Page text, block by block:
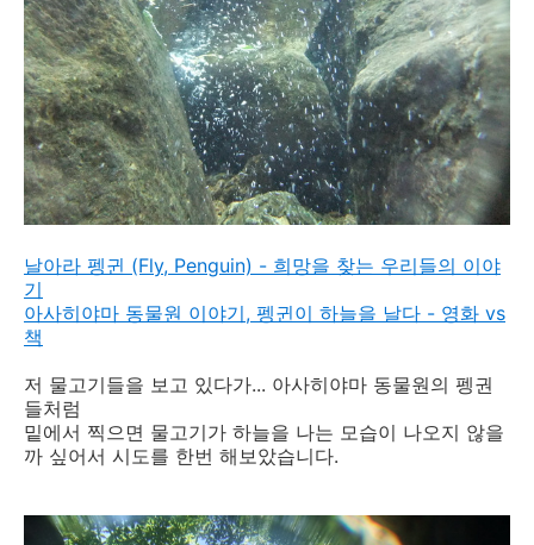
날아라 펭귄 (Fly, Penguin) - 희망을 찾는 우리들의 이야
기
아사히야마 동물원 이야기, 펭귄이 하늘을 날다 - 영화 vs
책
저 물고기들을 보고 있다가... 아사히야마 동물원의 펭권
들처럼
밑에서 찍으면 물고기가 하늘을 나는 모습이 나오지 않을
까 싶어서 시도를 한번 해보았습니다.